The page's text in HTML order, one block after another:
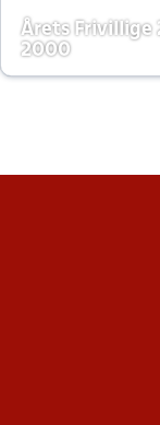
Årets Frivillige
2000